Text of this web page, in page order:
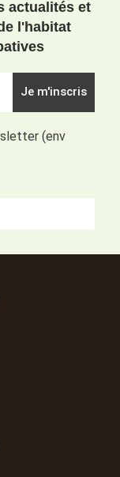
actualités et
l'habitat
(env
Je m'inscris